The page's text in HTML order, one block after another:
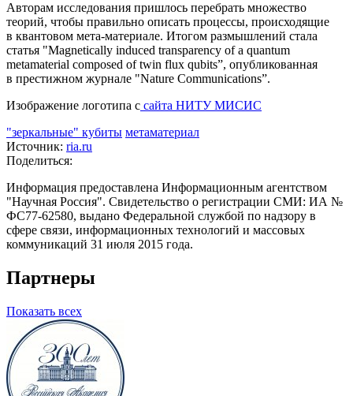
Авторам исследования пришлось перебрать множество
теорий, чтобы правильно описать процессы, происходящие
в квантовом мета-материале. Итогом размышлений стала
статья "Magnetically induced transparency of a quantum
metamaterial composed of twin flux qubits”, опубликованная
в престижном журнале "Nature Communications”.
Изображение логотипа с сайта НИТУ МИСИС
"зеркальные" кубиты метаматериал
Источник: ria.ru
Поделиться:
Информация предоставлена Информационным агентством
"Научная Россия". Свидетельство о регистрации СМИ: ИА №
ФС77-62580, выдано Федеральной службой по надзору в
сфере связи, информационных технологий и массовых
коммуникаций 31 июля 2015 года.
Партнеры
Показать всех